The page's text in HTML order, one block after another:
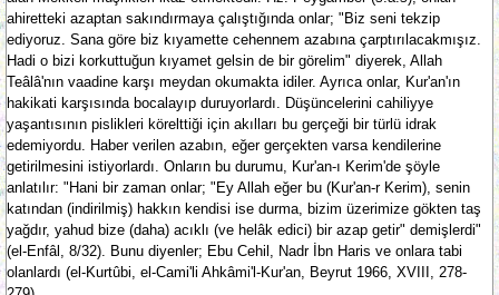
ahiretteki azaptan sakındırmaya çalıştığında onlar; "Biz seni tekzip
ediyoruz. Sana göre biz kıyamette cehennem azabına çarptırılacakmışız.
Hadi o bizi korkuttuğun kıyamet gelsin de bir görelim" diyerek, Allah
Teâlâ'nın vaadine karşı meydan okumakta idiler. Ayrıca onlar, Kur'an'ın
hakikati karşısında bocalayıp duruyorlardı. Düşüncelerini cahiliyye
yaşantısının pislikleri körelttiği için akılları bu gerçeği bir türlü idrak
edemiyordu. Haber verilen azabın, eğer gerçekten varsa kendilerine
getirilmesini istiyorlardı. Onların bu durumu, Kur'an-ı Kerim'de şöyle
anlatılır: "Hani bir zaman onlar; "Ey Allah eğer bu (Kur'an-r Kerim), senin
katından (indirilmiş) hakkın kendisi ise durma, bizim üzerimize gökten taş
yağdır, yahud bize (daha) acıklı (ve helâk edici) bir azap getir" demişlerdi"
(el-Enfâl, 8/32). Bunu diyenler; Ebu Cehil, Nadr İbn Haris ve onlara tabi
olanlardı (el-Kurtûbi, el-Cami'li Ahkâmi'l-Kur'an, Beyrut 1966, XVIII, 278-